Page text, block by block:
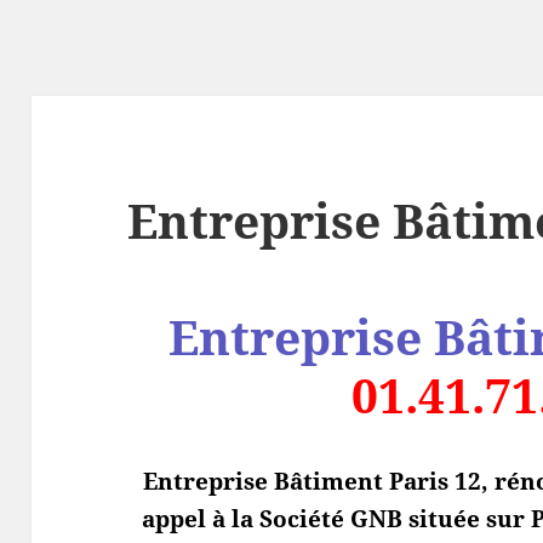
Entreprise
Entreprise
Entreprise Bâtiment Paris 12,
appel à la Société GNB située